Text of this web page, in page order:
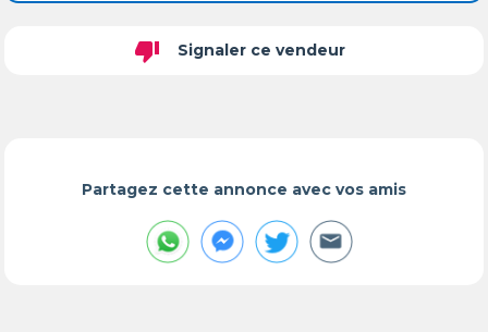
thumb_down Signaler ce vendeur
Partagez cette annonce avec vos amis